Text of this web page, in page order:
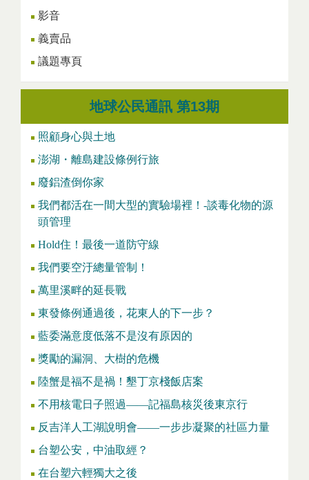
影音
義賣品
議題專頁
地球公民通訊 第13期
照顧身心與土地
澎湖・離島建設條例行旅
廢鋁渣倒你家
我們都活在一間大型的實驗場裡！-談毒化物的源
頭管理
Hold住！最後一道防守線
我們要空汙總量管制！
萬里溪畔的延長戰
東發條例通過後，花東人的下一步？
藍委滿意度低落不是沒有原因的
獎勵的漏洞、大樹的危機
陸蟹是福不是禍！墾丁京棧飯店案
不用核電日子照過——記福島核災後東京行
反吉洋人工湖說明會——一步步凝聚的社區力量
台塑公安，中油取經？
在台塑六輕獨大之後